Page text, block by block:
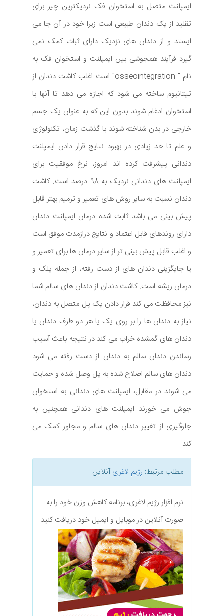
ایمپلنت متصل به استخوان فک نزدیکترین چیز برای
تقلید از یک دندان طبیعی است زیرا خود در آن جا می
ایستد و از دندان های نزدیک دارای ثبات کمک نمی
گیرد فرآیند همجوشی بین ایمپلنت و استخوان فک به
نام " osseointegration" است اغلب کاشت دندان از
تیتانیوم ساخته می شود که اجازه می دهد تا آنها با
استخوان ادغام شوند بدون این که به عنوان یک جسم
خارجی در بدن شناخته شوند با گذشت زمان، تکنولوژی
و علم تا حد زیادی در بهبود نتایج قرار دادن ایمپلنت
دندانی پیشرفت کرده اند امروز، نرخ موفقیت برای
ایمپلنت های دندانی نزدیک به 98 درصد است. کاشت
دندان نسبت به سایر روش های تعمیر و ترمیم بهتر قابل
پیش بینی می باشد ثابت شده درمان ایمپلنت دندان
دارای روندهای قابل اعتماد و نتایج درازمدت موفق است
و اغلب قابل پیش بینی تر از سایر درمان ها برای تعمیر و
یا جایگزینی دندان های از دست رفته، از جمله پلک و
درمان ریشه است. کاشت دندان از دندان های سالم شما
نیز محافظت می کند قرار دادن یک پل متصل به دندان،
نیاز به دندان ها را بر روی یک یا هر دو طرف دندان یا
دندان های گمشده خراب می کند در نتیجه باعث آسیب
رساندن دندان سالم به دندان از دست رفته می شود
دندان های سالم اصلاح شده به پل وصل شده و حمایت
می شوند در مقابل، ایمپلنت های دندانی به استخوان
جوش می خورند ایمپلنت های دندانی همچنین به
جلوگیری از تغییر دندان های سالم و مجاور کمک می
کند.
مطلب مرتبط: رژیم لاغریآنلاین
نرم افزار رژیم لاغری، برنامه کاهش وزن خود را به
صورت آنلاین در موبایل و ایمیل خود دریافت کنید